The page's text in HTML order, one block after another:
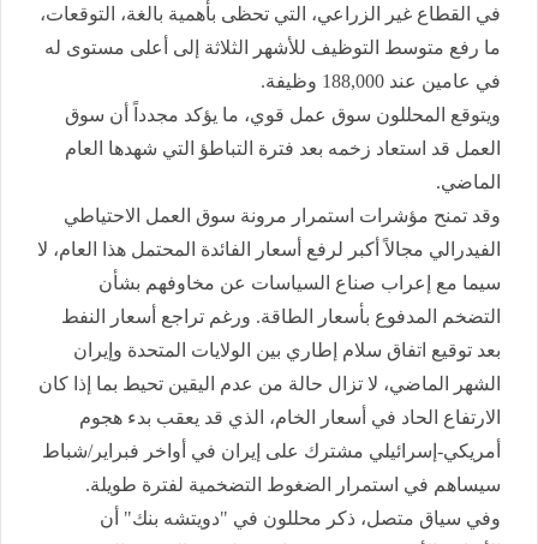
في القطاع غير الزراعي، التي تحظى بأهمية بالغة، التوقعات،
ما رفع متوسط ​​التوظيف للأشهر الثلاثة إلى أعلى مستوى له
في عامين عند 188,000 وظيفة.
ويتوقع المحللون سوق عمل قوي، ما يؤكد مجدداً أن سوق
العمل قد استعاد زخمه بعد فترة التباطؤ التي شهدها العام
الماضي.
وقد تمنح مؤشرات استمرار مرونة سوق العمل الاحتياطي
الفيدرالي مجالاً أكبر لرفع أسعار الفائدة المحتمل هذا العام، لا
سيما مع إعراب صناع السياسات عن مخاوفهم بشأن
التضخم المدفوع بأسعار الطاقة. ورغم تراجع أسعار النفط
بعد توقيع اتفاق سلام إطاري بين الولايات المتحدة وإيران
الشهر الماضي، لا تزال حالة من عدم اليقين تحيط بما إذا كان
الارتفاع الحاد في أسعار الخام، الذي قد يعقب بدء هجوم
أمريكي-إسرائيلي مشترك على إيران في أواخر فبراير/شباط
سيساهم في استمرار الضغوط التضخمية لفترة طويلة.
وفي سياق متصل، ذكر محللون في "دويتشه بنك" أن